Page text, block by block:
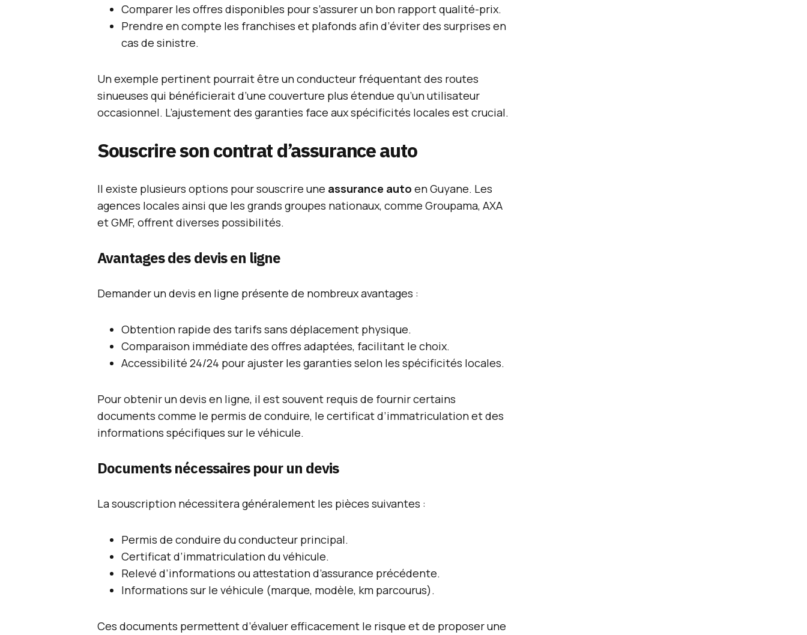
Comparer les offres disponibles pour s’assurer un bon rapport qualité-prix.
Prendre en compte les franchises et plafonds afin d’éviter des surprises en
cas de sinistre.
Un exemple pertinent pourrait être un conducteur fréquentant des routes
sinueuses qui bénéficierait d’une couverture plus étendue qu’un utilisateur
occasionnel. L’ajustement des garanties face aux spécificités locales est crucial.
Souscrire son contrat d’assurance auto
Il existe plusieurs options pour souscrire une assurance auto en Guyane. Les
agences locales ainsi que les grands groupes nationaux, comme Groupama, AXA
et GMF, offrent diverses possibilités.
Avantages des devis en ligne
Demander un devis en ligne présente de nombreux avantages :
Obtention rapide des tarifs sans déplacement physique.
Comparaison immédiate des offres adaptées, facilitant le choix.
Accessibilité 24/24 pour ajuster les garanties selon les spécificités locales.
Pour obtenir un devis en ligne, il est souvent requis de fournir certains
documents comme le permis de conduire, le certificat d’immatriculation et des
informations spécifiques sur le véhicule.
Documents nécessaires pour un devis
La souscription nécessitera généralement les pièces suivantes :
Permis de conduire du conducteur principal.
Certificat d’immatriculation du véhicule.
Relevé d’informations ou attestation d’assurance précédente.
Informations sur le véhicule (marque, modèle, km parcourus).
Ces documents permettent d’évaluer efficacement le risque et de proposer une